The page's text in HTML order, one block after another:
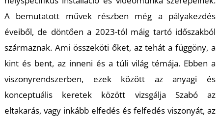
A bemutatott művek részben még a pályakezdés
éveiből, de döntően a 2023-tól máig tartó időszakból
származnak. Ami összeköti őket, az tehát a függöny, a
kint és bent, az inneni és a túli világ témája. Ebben a
viszonyrendszerben, ezek között az anyagi és
konceptuális keretek között vizsgálja Szabó az
eltakarás, vagy inkább elfedés és felfedés viszonyát, az